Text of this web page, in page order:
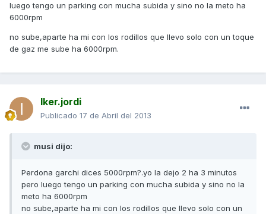
luego tengo un parking con mucha subida y sino no la meto ha
6000rpm
no sube,aparte ha mi con los rodillos que llevo solo con un toque
de gaz me sube ha 6000rpm.
Iker.jordi
Publicado 17 de Abril del 2013
musi dijo:
Perdona garchi dices 5000rpm?.yo la dejo 2 ha 3 minutos
pero luego tengo un parking con mucha subida y sino no la
meto ha 6000rpm
no sube,aparte ha mi con los rodillos que llevo solo con un